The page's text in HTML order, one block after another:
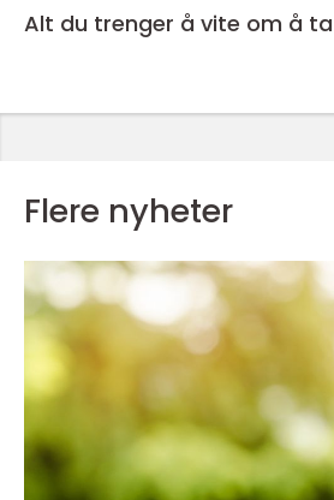
Alt du trenger å vite om å
Flere nyheter